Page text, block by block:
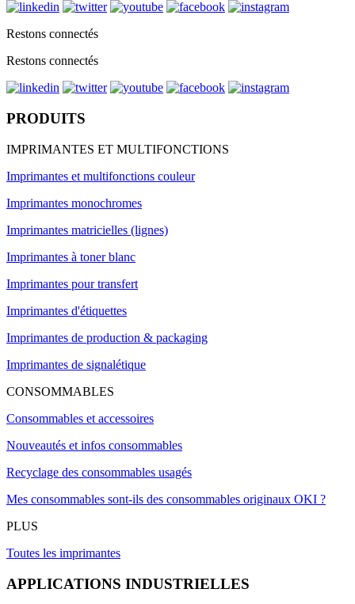
Restons connectés
Restons connectés
PRODUITS
IMPRIMANTES ET MULTIFONCTIONS
Imprimantes et multifonctions couleur
Imprimantes monochromes
Imprimantes matricielles (lignes)
Imprimantes à toner blanc
Imprimantes pour transfert
Imprimantes d'étiquettes
Imprimantes de production & packaging
Imprimantes de signalétique
CONSOMMABLES
Consommables et accessoires
Nouveautés et infos consommables
Recyclage des consommables usagés
Mes consommables sont-ils des consommables originaux OKI ?
PLUS
Toutes les imprimantes
APPLICATIONS INDUSTRIELLES